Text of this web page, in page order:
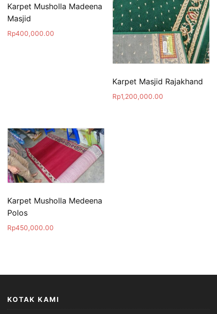
Karpet Musholla Madeena
Masjid
Rp400,000.00
Karpet Masjid Rajakhand
Rp1,200,000.00
Karpet Musholla Medeena
Polos
Rp450,000.00
KOTAK KAMI